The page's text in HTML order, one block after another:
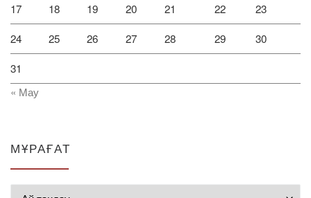
17 18 19 20 21 22 23
24 25 26 27 28 29 30
31
« Мау
МҰРАҒАТ